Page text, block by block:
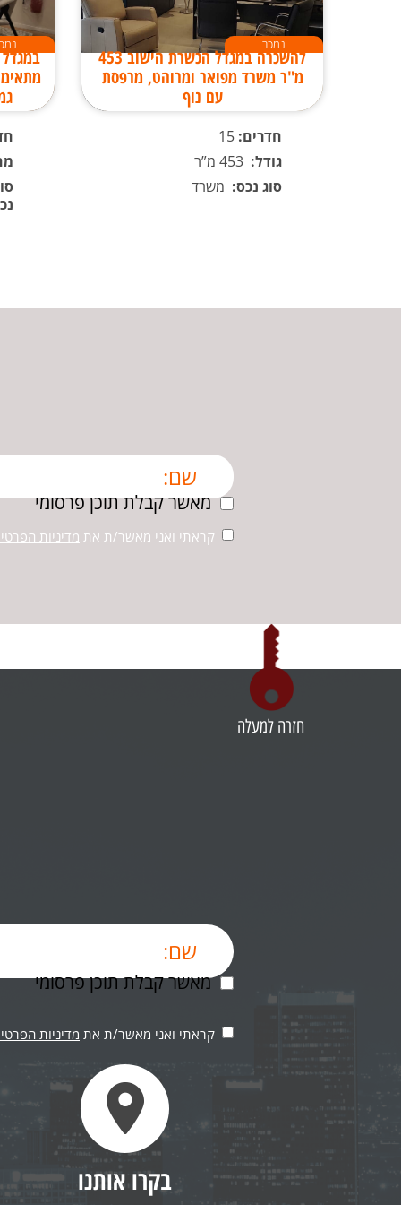
נמכר
להשכרה במגדל הכשרת הישוב 453
מ"ר משרד מפואר ומרוהט, מרפסת
עם נוף
חדרים:
גודל:
סוג נכס: משרד
מאשר קבלת תוכן פרסומי
קראתי ואני מאשר/ת את מדיניות
חזרה למעלה
מאשר קבלת תוכן פרסומי
קראתי ואני מאשר/ת את מדיניות
בקרו אותנו